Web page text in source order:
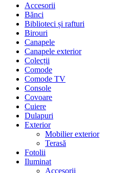
Accesorii
Bănci
Biblioteci și rafturi
Birouri
Canapele
Canapele exterior
Colecții
Comode
Comode TV
Console
Covoare
Cuiere
Dulapuri
Exterior
Mobilier exterior
Terasă
Fotolii
Iluminat
Accesorii